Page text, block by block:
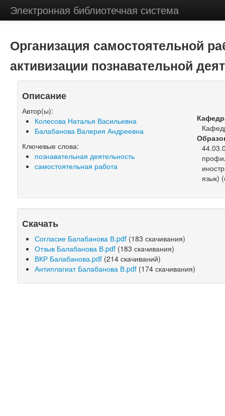
Электронная библиотечная система
Организация самостоятельной
активизации познавательной
Описание
Автор(ы):
Колесова Наталья Васильевна
Балабанова Валерия Андреевна
Ключевые слова:
познавательная деятельность
самостоятельная работа
язык)
Скачать
Согласие Балабанова В.pdf (183 скачивания)
Отзыв Балабанова В.pdf (183 скачивания)
ВКР Балабанова.pdf (214 скачиваний)
Антиплагиат Балабанова В.pdf (174 скачивания)